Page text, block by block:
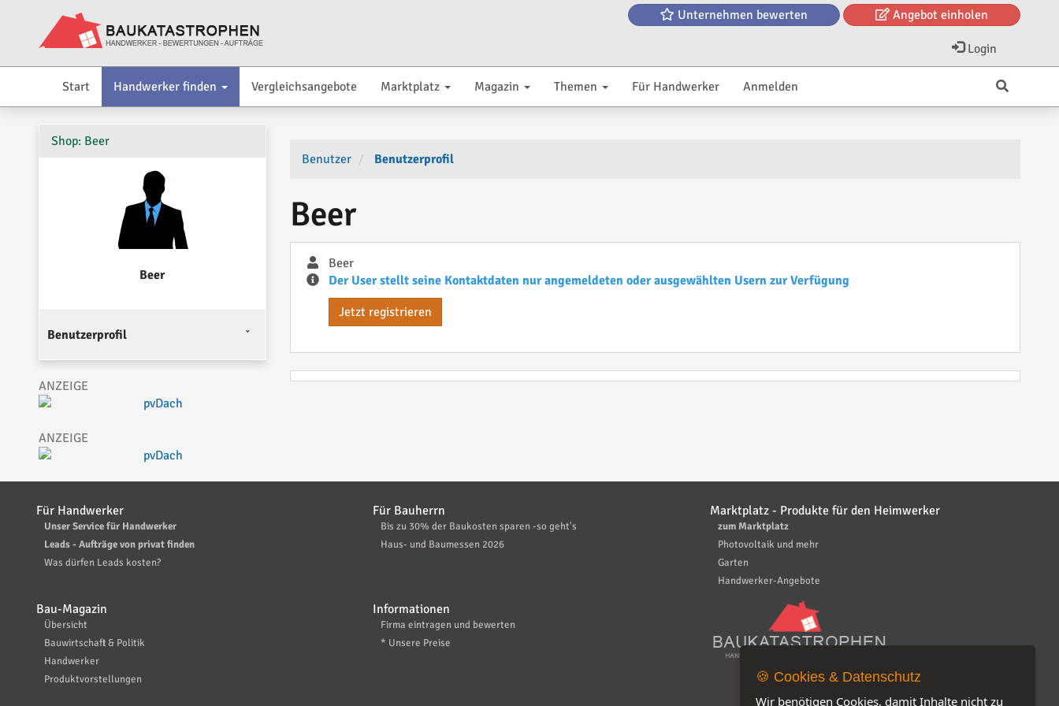
Unternehmen bewerten Angebot einholen
Login
Start Handwerker finden Vergleichsangebote Marktplatz Magazin Themen Für Handwerker Anmelden
Benutzer Benutzerprofil
Beer
Beer
Der User stellt seine Kontaktdaten nur angemeldeten oder ausgewählten Usern zur Verfügung
Jetzt registrieren
Shop: Beer
Beer
Benutzerprofil
Für Handwerker
Unser Service für Handwerker
Leads - Aufträge von privat finden
Was dürfen Leads kosten?
Für Bauherrn
Bis zu 30% der Baukosten sparen -so geht's
Haus- und Baumessen 2026
Marktplatz - Produkte für den Heimwerker
zum Marktplatz
Photovoltaik und mehr
Garten
Handwerker-Angebote
Bau-Magazin
Übersicht
Bauwirtschaft & Politik
Handwerker
Produktvorstellungen
Informationen
Firma eintragen und bewerten
* Unsere Preise
🍪 Cookies & Datenschutz
Wir benötigen Cookies, damit Inhalte nicht zu